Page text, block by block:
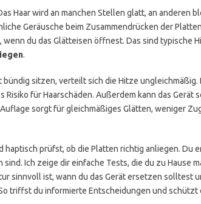
Haar wird an manchen Stellen glatt, an anderen
Geräusche beim Zusammendrücken der
du das Glätteisen öffnest. Das sind typische
.
sitzen, verteilt sich die Hitze ungleichmäßig.
für Haarschäden. Außerdem kann das Gerät
sorgt für gleichmäßiges Glätten, weniger
haptisch prüfst, ob die Platten richtig anliegen. Du
Ich zeige dir einfache Tests, die du zu Hause
sinnvoll ist, wann du das Gerät ersetzen solltest
triffst du informierte Entscheidungen und schützt